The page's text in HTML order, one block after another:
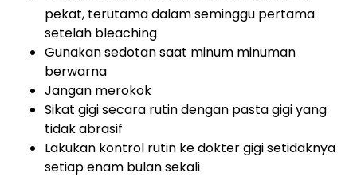
pekat, terutama dalam seminggu pertama
setelah bleaching
Gunakan sedotan saat minum minuman
berwarna
Jangan merokok
Sikat gigi secara rutin dengan pasta gigi yang
tidak abrasif
Lakukan kontrol rutin ke dokter gigi setidaknya
setiap enam bulan sekali